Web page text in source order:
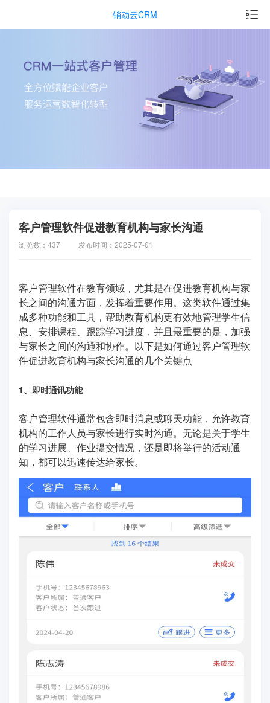
销动云CRM
客户管理软件促进教育机构与家长沟通
浏览数：437 发布时间：2025-07-01
客户管理软件在教育领域，尤其是在促进教育机构与家
长之间的沟通方面，发挥着重要作用。这类软件通过集
成多种功能和工具，帮助教育机构更有效地管理学生信
息、安排课程、跟踪学习进度，并且最重要的是，加强
与家长之间的沟通和协作。以下是如何通过客户管理软
件促进教育机构与家长沟通的几个关键点
1、即时通讯功能
客户管理软件通常包含即时消息或聊天功能，允许教育
机构的工作人员与家长进行实时沟通。无论是关于学生
的学习进展、作业提交情况，还是即将举行的活动通
知，都可以迅速传达给家长。